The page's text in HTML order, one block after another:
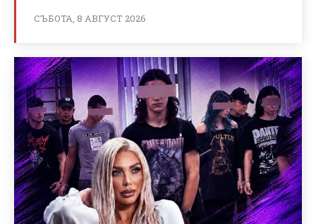
СЪБОТА, 8 АВГУСТ 2026